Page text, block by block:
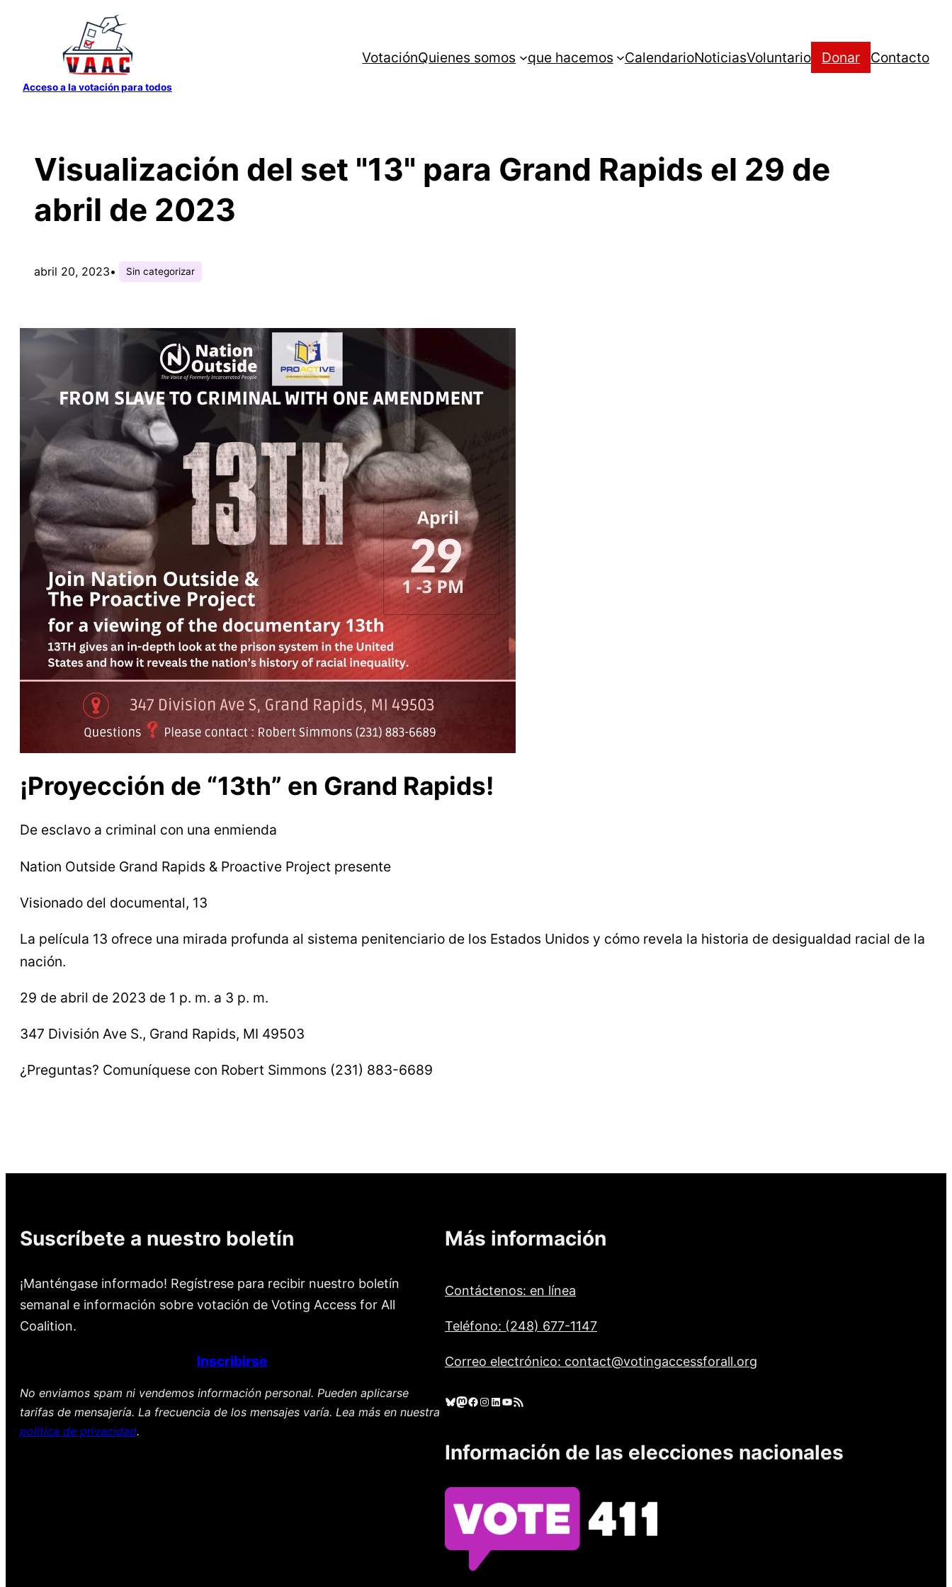
contenido
Acceso a la votación para todos
VotaciónQuienes somos que hacemos CalendarioNoticiasVoluntario Donar Contacto
Visualización del set "13" para Grand Rapids el 29 de
abril de 2023
abril 20, 2023• Sin categorizar
¡Proyección de “13th” en Grand Rapids!
De esclavo a criminal con una enmienda
Nation Outside Grand Rapids & Proactive Project presente
Visionado del documental, 13
La película 13 ofrece una mirada profunda al sistema penitenciario de los Estados Unidos y cómo revela la historia de desigualdad racial de la
nación.
29 de abril de 2023 de 1 p. m. a 3 p. m.
347 División Ave S., Grand Rapids, MI 49503
¿Preguntas? Comuníquese con Robert Simmons (231) 883-6689
Suscríbete a nuestro boletín
¡Manténgase informado! Regístrese para recibir nuestro boletín
semanal e información sobre votación de Voting Access for All
Coalition.
Inscribirse
No enviamos spam ni vendemos información personal. Pueden aplicarse
tarifas de mensajería. La frecuencia de los mensajes varía. Lea más en nuestra
política de privacidad.
Más información
Contáctenos: en línea
Teléfono: (248) 677-1147
Correo electrónico: contact@votingaccessforall.org
Cielo azul Mastodonte Facebook Instagram LinkedIn YouTube Feed RSS
Información de las elecciones nacionales